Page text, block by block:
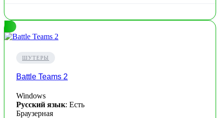
ШУТЕРЫ
Battle Teams 2
Windows
Русский язык: Есть
Браузерная